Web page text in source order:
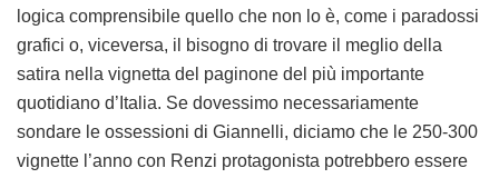
logica comprensibile quello che non lo è, come i paradossi
grafici o, viceversa, il bisogno di trovare il meglio della
satira nella vignetta del paginone del più importante
quotidiano d’Italia. Se dovessimo necessariamente
sondare le ossessioni di Giannelli, diciamo che le 250-300
vignette l’anno con Renzi protagonista potrebbero essere